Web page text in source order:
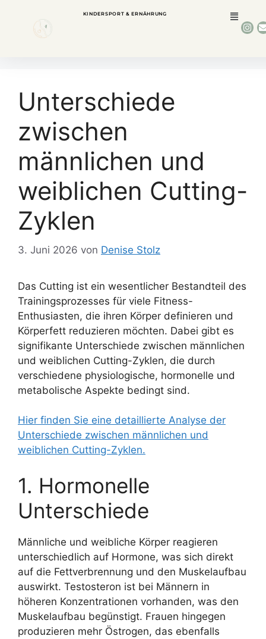
KINDERSPORT & ERNÄHRUNG
Unterschiede
zwischen
männlichen und
weiblichen Cutting-
Zyklen
3. Juni 2026 von Denise Stolz
Das Cutting ist ein wesentlicher Bestandteil des
Trainingsprozesses für viele Fitness-
Enthusiasten, die ihren Körper definieren und
Körperfett reduzieren möchten. Dabei gibt es
signifikante Unterschiede zwischen männlichen
und weiblichen Cutting-Zyklen, die durch
verschiedene physiologische, hormonelle und
metabolische Aspekte bedingt sind.
Hier finden Sie eine detaillierte Analyse der
Unterschiede zwischen männlichen und
weiblichen Cutting-Zyklen.
1. Hormonelle
Unterschiede
Männliche und weibliche Körper reagieren
unterschiedlich auf Hormone, was sich direkt
auf die Fettverbrennung und den Muskelaufbau
auswirkt. Testosteron ist bei Männern in
höheren Konzentrationen vorhanden, was den
Muskelaufbau begünstigt. Frauen hingegen
produzieren mehr Östrogen, das ebenfalls